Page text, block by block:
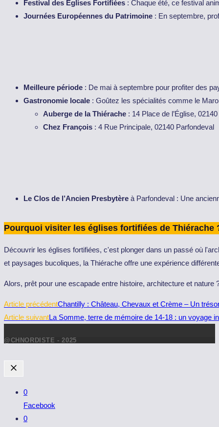
Festival des Églises Fortifiées : Chaque été, ce festival
Journées Européennes du Patrimoine : En septembre,
Meilleure période : De mai à septembre pour profiter des
Gastronomie locale : Goûtez les spécialités comme le
Auberge de la Thiérache : 14 Place de l’Église,
Chez François : 4 Rue Principale, 02140 Parfondeval
Le Clos de l’Ancien Presbytère à Parfondeval : Une
Pourquoi visiter les églises fortifiées de Thiérache
Découvrir les églises fortifiées, c'est plonger dans un passé où
et paysages bucoliques, la Thiérache offre une expérience
Alors, prêt pour une escapade entre histoire, architecture et nature
Read
more
Article précédentChantilly : Château, Chevaux et Crème – Un
Article suivantLa Somme, terre de mémoire de 14-18 : un voyage
@CHNORDISTE - 2025
0
Facebook
0